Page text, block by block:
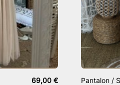
69,00 € Pantalon /